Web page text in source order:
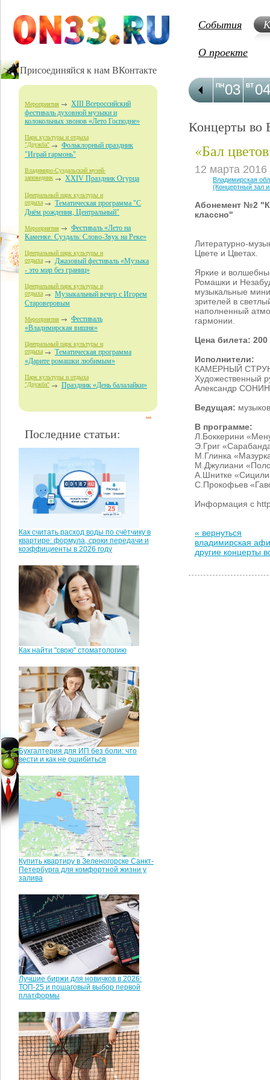
Присоединяйся к нам ВКонтакте
Мероприятия
XIII Всероссийский
фестиваль духовной музыки и
колокольных звонов «Лето Господне»
Парк культуры и отдыха
"Дружба"
Фольклорный праздник
"Играй гармонь"
Владимиро-Суздальский музей-
заповедник XXIV Праздник Огурца
Центральный парк культуры и
отдыха
Тематическая программа "С
Днём рождения, Центральный"
Мероприятия
Фестиваль «Лето на
Каменке. Суздаль: Слово-Звук на Реке»
Центральный парк культуры и
отдыха
Джазовый фестиваль «Музыка
- это мир без границ»
Центральный парк культуры и
отдыха
Музыкальный вечер с Игорем
Староверовым
Мероприятия
Фестиваль
«Владимирская вишня»
Центральный парк культуры и
отдыха
Тематическая программа
«Дарите ромашки любимым»
Парк культуры и отдыха
"Дружба" Праздник «День балалайки»
Последние статьи:
Как считать расход воды по счётчику в
квартире: формула, сроки передачи и
коэффициенты в 2026 году
Как найти "свою" стоматологию
Бухгалтерия для ИП без боли: что
вести и как не ошибиться
Купить квартиру в Зеленогорске Санкт-
Петербурга для комфортной жизни у
залива
Лучшие биржи для новичков в 2026:
ТОП-25 и пошаговый выбор первой
платформы
События
О проекте
03
ПН 04
ВТ
Концерты во
«Бал
12 марта 2016
Владимирская
(Концертный зал
Абонемент №2
классно"
Литературно-
Цвете и Цветах.
Яркие и
Ромашки и
музыкальные
зрителей в
наполненный
гармонии.
Цена билета: 200
Исполнители:
КАМЕРНЫЙ
Художественный
Александр СОНИН
Ведущая:
В программе:
Л.Боккерини
Э.Григ
М.Глинка
М.Джулиани
А.Шнитке
С.Прокофьев
Информация с
« вернуться
владимирская
другие концерты